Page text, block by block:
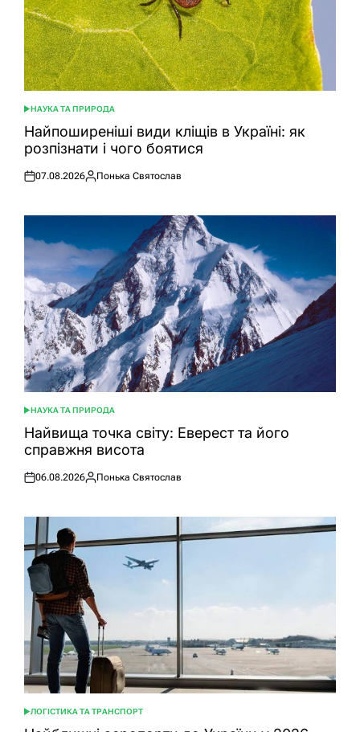
ОПУБЛІКУВАТИ
У
НАУКА ТА ПРИРОДА
Найпоширеніші види кліщів в Україні: як
розпізнати і чого боятися
Оприлюднено
07.08.2026
Опубліковано
Понька Святослав
ОПУБЛІКУВАТИ
У
НАУКА ТА ПРИРОДА
Найвища точка світу: Еверест та його
справжня висота
Оприлюднено
06.08.2026
Опубліковано
Понька Святослав
ОПУБЛІКУВАТИ
У
ЛОГІСТИКА ТА ТРАНСПОРТ